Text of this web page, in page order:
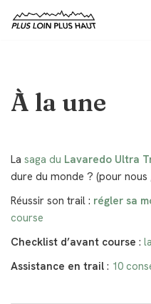
À la une
La saga du Lavaredo Ultra
dure du monde ? (pour nous
Réussir son trail : régler sa
course
Checklist d’avant course :
Assistance en trail : 10